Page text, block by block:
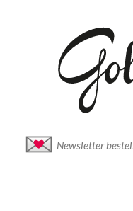
Newsletter